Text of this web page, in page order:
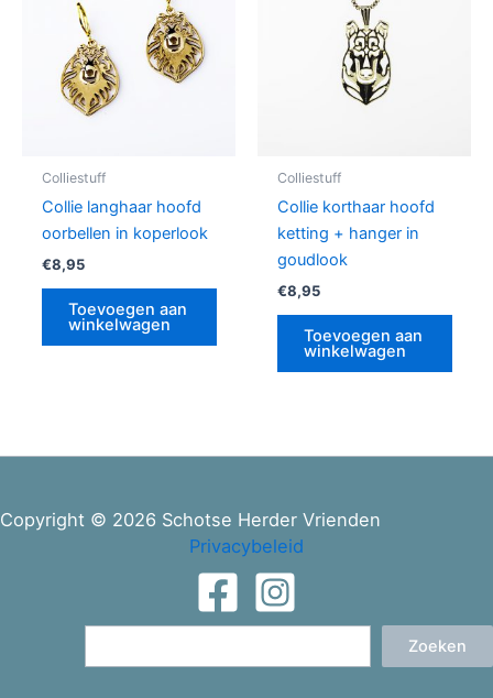
Colliestuff
Collie langhaar hoofd
oorbellen in koperlook
€8,95
Toevoegen aan
winkelwagen
Colliestuff
Collie korthaar hoofd
ketting + hanger in
goudlook
€8,95
Toevoegen aan
winkelwagen
Copyright © 2026 Schotse Herder Vrienden
Privacybeleid
Zoeken